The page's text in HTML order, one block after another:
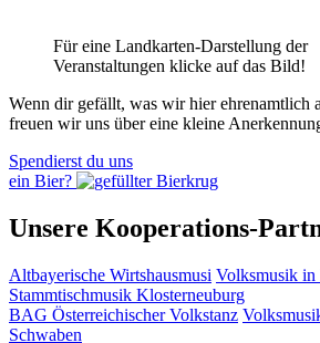
Für eine Landkarten-Darstellung der
Veranstaltungen klicke auf das Bild!
Wenn dir gefällt, was wir hier ehrenamtlich
freuen wir uns über eine kleine
Spendierst du uns
ein Bier?
Unsere Kooperations-
Altbayerische Wirtshausmusi Volksmusik in
Stammtischmusik Klosterneuburg
BAG Österreichischer Volkstanz
Schwaben